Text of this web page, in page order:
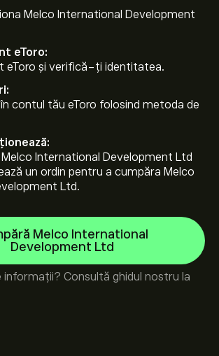
Melco International Development
eToro:
eToro și verifică-ți identitatea.
contul tău eToro folosind metoda de
International Development Ltd
un ordin pentru a cumpăra Melco
Ltd.
Melco International
Development Ltd
Consultă ghidul nostru la